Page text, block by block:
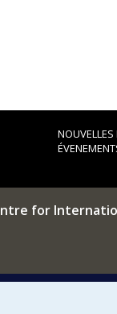
NOUVELLES
for